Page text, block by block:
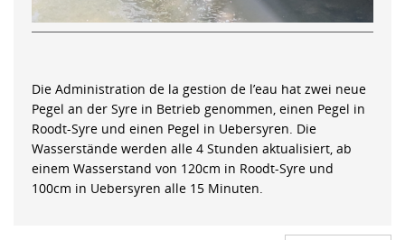
Die Administration de la gestion de l’eau hat zwei neue
Pegel an der Syre in Betrieb genommen, einen Pegel in
Roodt-Syre und einen Pegel in Uebersyren. Die
Wasserstände werden alle 4 Stunden aktualisiert, ab
einem Wasserstand von 120cm in Roodt-Syre und
100cm in Uebersyren alle 15 Minuten.